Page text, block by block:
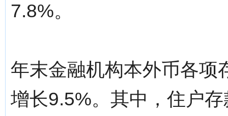
7.8%。
年末金融机构本外币各项
增长9.5%。其中，住户